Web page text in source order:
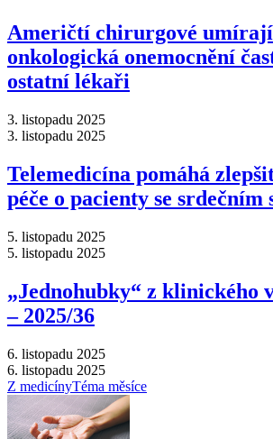
Američtí chirurgové
onkologická onemocnění
ostatní lékaři
3. listopadu 2025
3. listopadu 2025
Telemedicína pomáhá
péče o pacienty se srdečním
5. listopadu 2025
5. listopadu 2025
„Jednohubky“ z klinického
–⁠ 2025/36
6. listopadu 2025
6. listopadu 2025
Z medicínyTéma měsíce